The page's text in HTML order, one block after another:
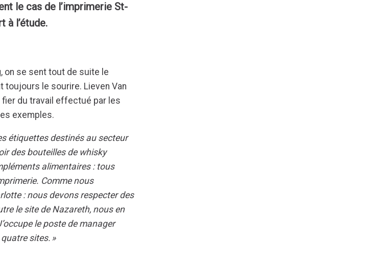
le cas de l’imprimerie St-
à l’étude.
on se sent tout de suite le
toujours le sourire. Lieven Van
du travail effectué par les
exemples.
étiquettes destinés au secteur
des bouteilles de whisky
alimentaires : tous
Comme nous
: nous devons respecter des
le site de Nazareth, nous en
le poste de manager
sites. »